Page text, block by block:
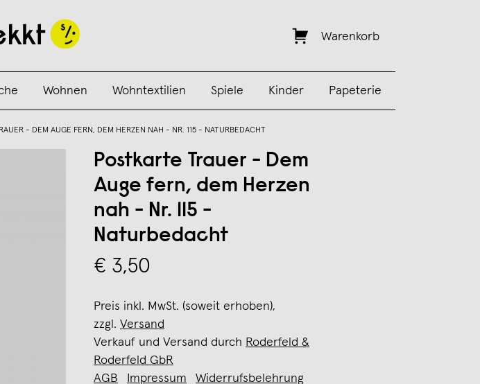
Warenkorb
Wohnen Wohntextilien Spiele Kinder Papeterie
- DEM AUGE FERN, DEM HERZEN NAH - NR. 115 - NATURBEDACHT
Postkarte Trauer - Dem
Auge fern, dem Herzen
nah - Nr. 115 -
Naturbedacht
€ 3,50
Preis inkl. MwSt. (soweit erhoben),
zzgl. Versand
Verkauf und Versand durch Roderfeld &
Roderfeld GbR
AGB
Impressum Widerrufsbelehrung